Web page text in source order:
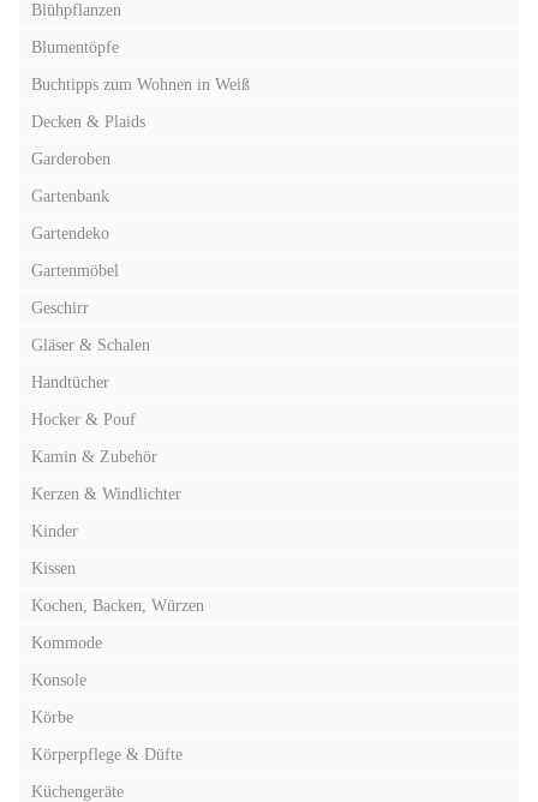
Blühpflanzen
Blumentöpfe
Buchtipps zum Wohnen in Weiß
Decken & Plaids
Garderoben
Gartenbank
Gartendeko
Gartenmöbel
Geschirr
Gläser & Schalen
Handtücher
Hocker & Pouf
Kamin & Zubehör
Kerzen & Windlichter
Kinder
Kissen
Kochen, Backen, Würzen
Kommode
Konsole
Körbe
Körperpflege & Düfte
Küchengeräte